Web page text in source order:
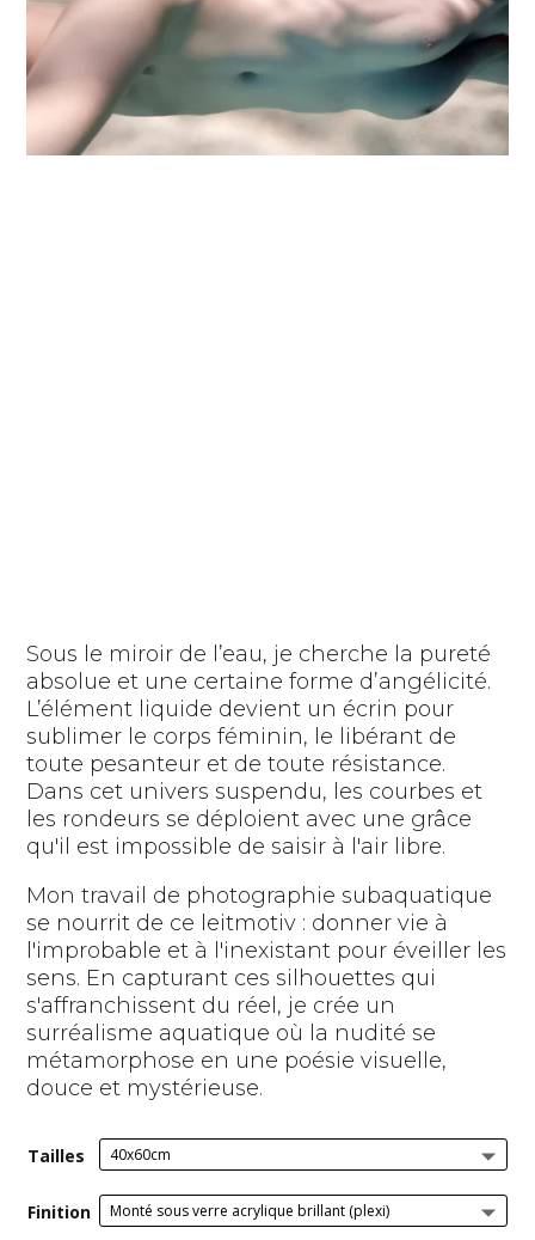
Sous le miroir de l’eau, je cherche la pureté
absolue et une certaine forme d’angélicité.
L’élément liquide devient un écrin pour
sublimer le corps féminin, le libérant de
toute pesanteur et de toute résistance.
Dans cet univers suspendu, les courbes et
les rondeurs se déploient avec une grâce
qu'il est impossible de saisir à l'air libre.
Mon travail de photographie subaquatique
se nourrit de ce leitmotiv : donner vie à
l'improbable et à l'inexistant pour éveiller les
sens. En capturant ces silhouettes qui
s'affranchissent du réel, je crée un
surréalisme aquatique où la nudité se
métamorphose en une poésie visuelle,
douce et mystérieuse.
Tailles
Finition